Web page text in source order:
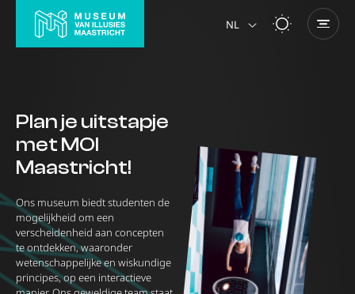
NL
Plan je uitstapje
met MOI
Maastricht!
Ons museum biedt studenten de
mogelijkheid om een
verscheidenheid aan concepten
te ontdekken, waaronder
wetenschappelijke en wiskundige
principes, op een interactieve